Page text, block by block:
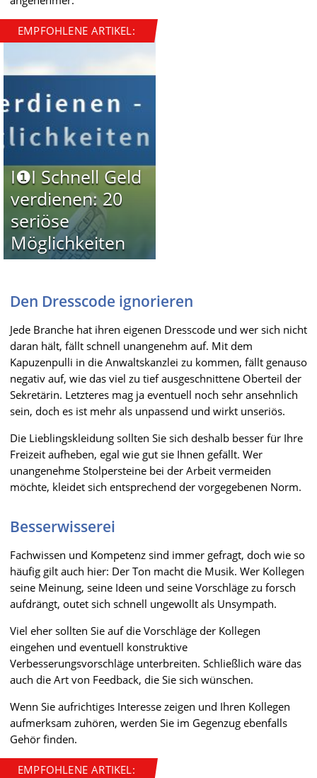
EMPFOHLENE ARTIKEL:
I❶I Schnell Geld
verdienen: 20
seriöse
Möglichkeiten
Den Dresscode ignorieren
Jede Branche hat ihren eigenen Dresscode und wer sich nicht
daran hält, fällt schnell unangenehm auf. Mit dem
Kapuzenpulli in die Anwaltskanzlei zu kommen, fällt genauso
negativ auf, wie das viel zu tief ausgeschnittene Oberteil der
Sekretärin. Letzteres mag ja eventuell noch sehr ansehnlich
sein, doch es ist mehr als unpassend und wirkt unseriös.
Die Lieblingskleidung sollten Sie sich deshalb besser für Ihre
Freizeit aufheben, egal wie gut sie Ihnen gefällt. Wer
unangenehme Stolpersteine bei der Arbeit vermeiden
möchte, kleidet sich entsprechend der vorgegebenen Norm.
Besserwisserei
Fachwissen und Kompetenz sind immer gefragt, doch wie so
häufig gilt auch hier: Der Ton macht die Musik. Wer Kollegen
seine Meinung, seine Ideen und seine Vorschläge zu forsch
aufdrängt, outet sich schnell ungewollt als Unsympath.
Viel eher sollten Sie auf die Vorschläge der Kollegen
eingehen und eventuell konstruktive
Verbesserungsvorschläge unterbreiten. Schließlich wäre das
auch die Art von Feedback, die Sie sich wünschen.
Wenn Sie aufrichtiges Interesse zeigen und Ihren Kollegen
aufmerksam zuhören, werden Sie im Gegenzug ebenfalls
Gehör finden.
EMPFOHLENE ARTIKEL: